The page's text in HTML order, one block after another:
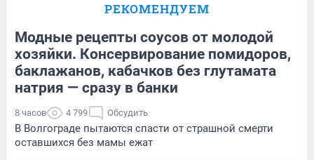
РЕКОМЕНДУЕМ
Модные рецепты соусов от молодой
хозяйки. Консервирование помидоров,
баклажанов, кабачков без глутамата
натрия — сразу в банки
8 часов 4 799 Обсудить
В Волгограде пытаются спасти от страшной смерти
оставшихся без мамы ежат